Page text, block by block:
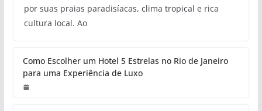
por suas praias paradisíacas, clima tropical e rica
cultura local. Ao
Como Escolher um Hotel 5 Estrelas no Rio de Janeiro
para uma Experiência de Luxo